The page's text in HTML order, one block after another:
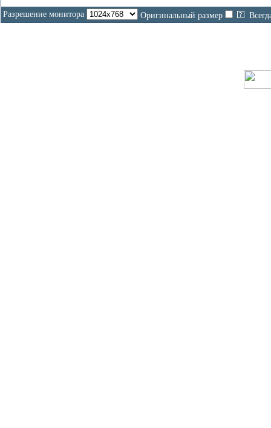
Разрешение монитора Оригинальный размер